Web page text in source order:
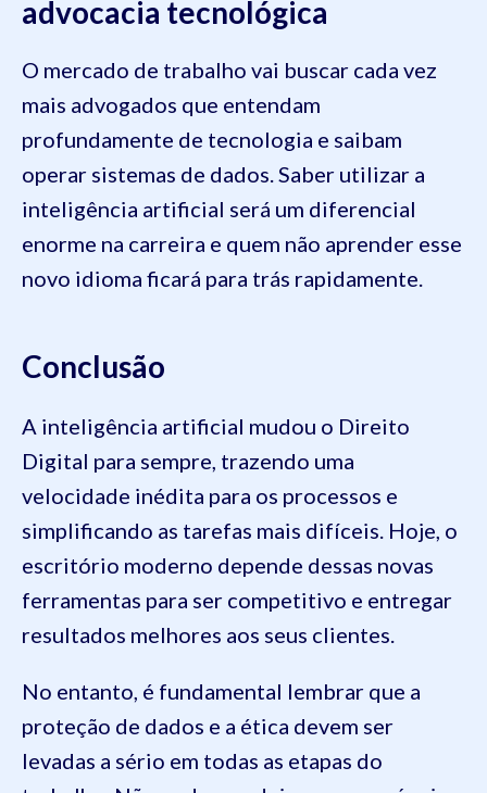
advocacia tecnológica
O mercado de trabalho vai buscar cada vez
mais advogados que entendam
profundamente de tecnologia e saibam
operar sistemas de dados. Saber utilizar a
inteligência artificial será um diferencial
enorme na carreira e quem não aprender esse
novo idioma ficará para trás rapidamente.
Conclusão
A inteligência artificial mudou o Direito
Digital para sempre, trazendo uma
velocidade inédita para os processos e
simplificando as tarefas mais difíceis. Hoje, o
escritório moderno depende dessas novas
ferramentas para ser competitivo e entregar
resultados melhores aos seus clientes.
No entanto, é fundamental lembrar que a
proteção de dados e a ética devem ser
levadas a sério em todas as etapas do